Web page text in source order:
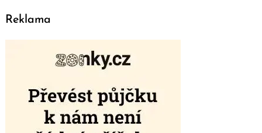
Reklama